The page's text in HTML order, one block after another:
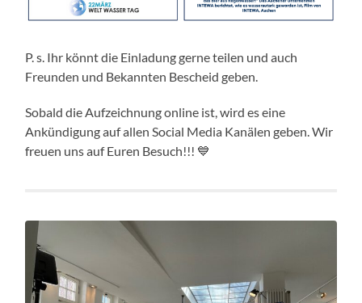
P. s. Ihr könnt die Einladung gerne teilen und auch
Freunden und Bekannten Bescheid geben.
Sobald die Aufzeichnung online ist, wird es eine
Ankündigung auf allen Social Media Kanälen geben. Wir
freuen uns auf Euren Besuch!!! 💙